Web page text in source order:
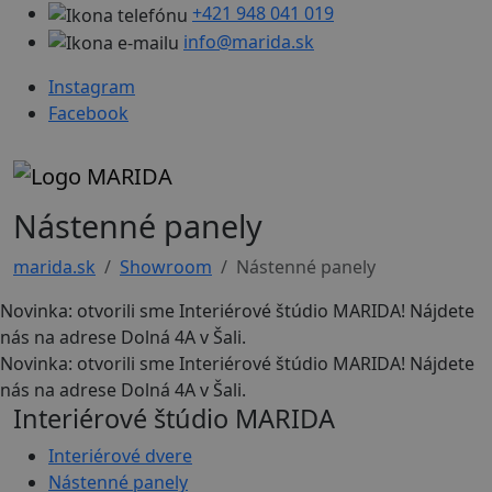
+421 948 041 019
info@marida.sk
Instagram
Facebook
Nástenné panely
marida.sk Showroom
Nástenné panely
Novinka: otvorili sme Interiérové štúdio MARIDA! Nájdete
nás na adrese Dolná 4A v Šali.
Novinka: otvorili sme Interiérové štúdio MARIDA! Nájdete
nás na adrese Dolná 4A v Šali.
Interiérové štúdio MARIDA
Interiérové dvere
Nástenné panely